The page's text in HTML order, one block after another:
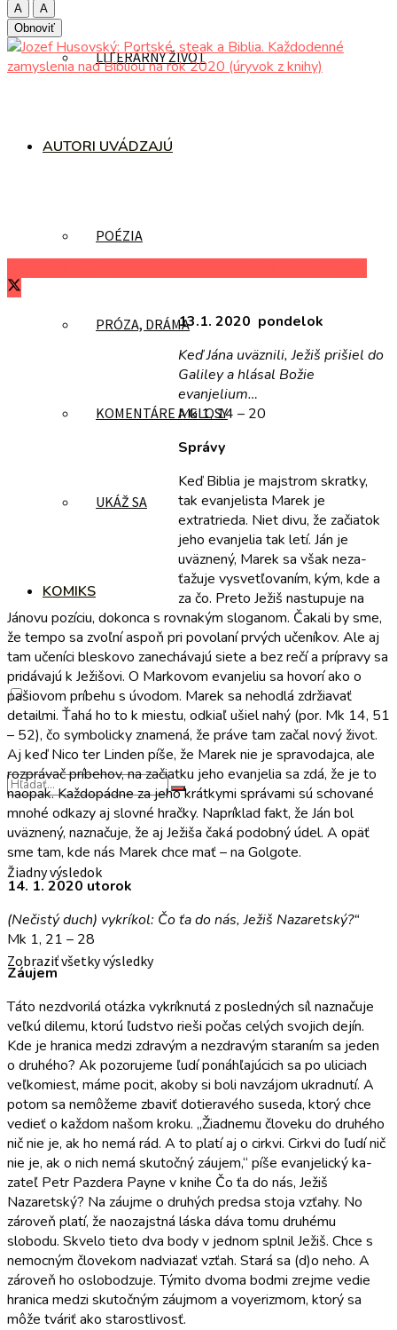
LITERÁRNY ŽIVOT
AUTORI UVÁDZAJÚ
POÉZIA
PRÓZA, DRÁMA
KOMENTÁRE A GLOSY
UKÁŽ SA
KOMIKS
Žiadny výsledok
Zobraziť všetky výsledky
A
A
Obnoviť
13.1. 2020 pondelok
Keď Jána uväznili, Ježiš prišiel do
Galiley a hlásal Božie
evanjelium…
Mk 1, 14 – 20
Správy
Keď Biblia je majstrom skratky,
tak evanjelista Ma­rek je
extratrieda. Niet divu, že začiatok
jeho evan­jelia tak letí. Ján je
uväznený, Marek sa však neza­
ťažuje vysvetľovaním, kým, kde a
za čo. Preto Ježiš nastupuje na
Jánovu pozíciu, dokonca s rovnakým sloganom. Čakali by sme,
že tempo sa zvoľní aspoň pri povolaní prvých učeníkov. Ale aj
tam učeníci bleskovo zanechávajú siete a bez rečí a prípravy sa
pridávajú k Ježišovi. O Markovom evanjeliu sa hovorí ako o
pašiovom príbehu s úvodom. Marek sa nehodlá zdržiavať
detailmi. Ťahá ho to k miestu, odkiaľ ušiel nahý (por. Mk 14, 51
– 52), čo symbolicky znamená, že práve tam začal nový život.
Aj keď Nico ter Lin­den píše, že Marek nie je spravodajca, ale
rozprávač príbehov, na začiatku jeho evanjelia sa zdá, že je to
naopak. Každopádne za jeho krátkymi správami sú schované
mnohé odkazy aj slovné hračky. Napríklad fakt, že Ján bol
uväznený, naznačuje, že aj Ježiša čaká podobný údel. A opäť
sme tam, kde nás Marek chce mať – na Golgote.
14. 1. 2020 utorok
(Nečistý duch) vykríkol: Čo ťa do nás, Ježiš Nazaretský?“
Mk 1, 21 – 28
Záujem
Táto nezdvorilá otázka vykríknutá z posledných síl naznačuje
veľkú dilemu, ktorú ľudstvo rieši počas celých svojich dejín.
Kde je hranica medzi zdravým a nezdravým staraním sa jeden
o druhého? Ak po­zorujeme ľudí ponáhľajúcich sa po uliciach
veľko­miest, máme pocit, akoby si boli navzájom ukradnu­tí. A
potom sa nemôžeme zbaviť dotieravého suseda, ktorý chce
vedieť o každom našom kroku. „Žiadne­mu človeku do druhého
nič nie je, ak ho nemá rád. A to platí aj o cirkvi. Cirkvi do ľudí nič
nie je, ak o nich nemá skutočný záujem,“ píše evanjelický ka­
zateľ Petr Pazdera Payne v knihe Čo ťa do nás, Ježiš
Nazaretský? Na záujme o druhých predsa stoja vzťa­hy. No
zároveň platí, že naozajstná láska dáva tomu druhému
slobodu. Skvelo tieto dva body v jednom splnil Ježiš. Chce s
nemocným človekom nadviazať vzťah. Stará sa (d)o neho. A
zároveň ho oslobodzu­je. Týmito dvoma bodmi zrejme vedie
hranica medzi skutočným záujmom a voyerizmom, ktorý sa
môže tváriť ako starostlivosť.